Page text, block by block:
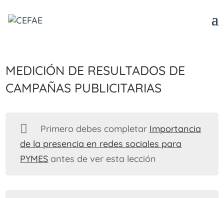
Medición de resultados de
campañas publicitarias
Primero debes completar Importancia
de la presencia en redes sociales para
PYMES antes de ver esta lección